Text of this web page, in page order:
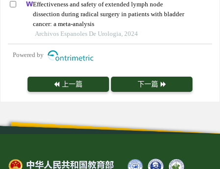
Effectiveness and safety of extended lymph node
dissection during radical surgery in patients with bladder
cancer: a meta-analysis
Archivos Espanoles De Urologia, 2024
Powered by
上一篇 下一篇